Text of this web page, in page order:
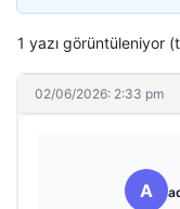
1 yazı görüntüleniyor
02/06/2026: 2:33 pm
A